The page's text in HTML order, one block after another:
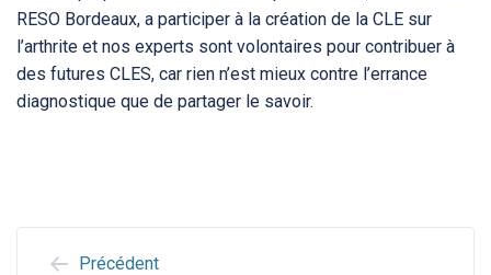
RESO Bordeaux, a participer à la création de la CLE sur
l’arthrite et nos experts sont volontaires pour contribuer à
des futures CLES, car rien n’est mieux contre l’errance
diagnostique que de partager le savoir.
Précédent